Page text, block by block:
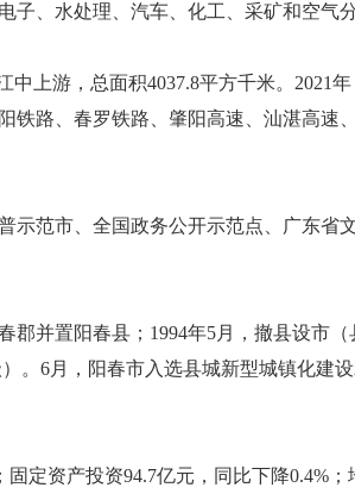
、水处理、汽车、化工、采矿和空气
上游，总面积4037.8平方千米。2021
路、春罗铁路、肇阳高速、汕湛高速
范市、全国政务公开示范点、广东省
并置阳春县；1994年5月，撤县设市
。6月，阳春市入选县城新型城镇化建
定资产投资94.7亿元，同比下降0.4%